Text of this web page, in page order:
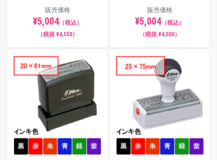
販売価格
¥5,004（税込）
（税抜 ¥4,550）
販売価格
¥5,004（税込）
（税抜 ¥4,550）